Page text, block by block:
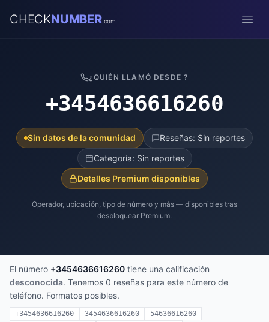
CHECKNUMBER.com
¿QUIÉN LLAMÓ DESDE ?
+3454636616260
Sin datos de la comunidad
Reseñas: Sin reportes
Categoría: Sin reportes
Detalles Premium disponibles
Operador, ubicación, tipo de número y más — disponibles tras
desbloquear Premium.
El número +3454636616260 tiene una calificación
desconocida. Tenemos 0 reseñas para este número de
teléfono. Formatos posibles.
+3454636616260 3454636616260
54636616260